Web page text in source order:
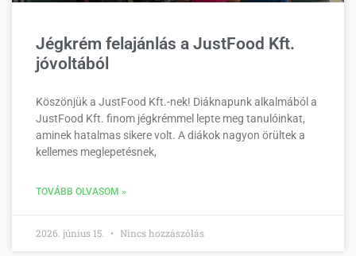
Jégkrém felajánlás a JustFood Kft.
jóvoltából
Köszönjük a JustFood Kft.-nek! Diáknapunk alkalmából a
JustFood Kft. finom jégkrémmel lepte meg tanulóinkat,
aminek hatalmas sikere volt. A diákok nagyon örültek a
kellemes meglepetésnek,
TOVÁBB OLVASOM »
2026. június 15. Nincs hozzászólás